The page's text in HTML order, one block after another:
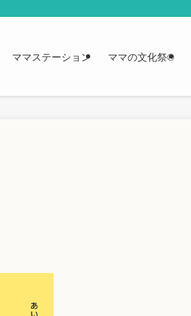
ママステーション ママの文化祭®︎